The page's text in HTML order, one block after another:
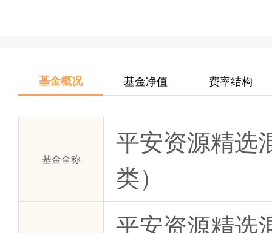
基金概况 基金净值 费率结构
基金全称
平安资源精选
类）
平安资源精选